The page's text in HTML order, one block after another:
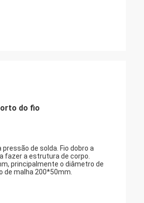
do fio
de solda. Fio dobro a
fazer a estrutura de corpo.
principalmente o diâmetro de
de malha 200*50mm.